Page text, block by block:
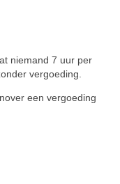
niemand 7 uur per
vergoeding.
een vergoeding